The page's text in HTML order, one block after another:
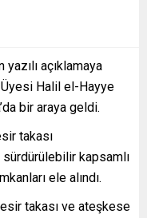
yazılı açıklamaya
Üyesi Halil el-Hayye
bir araya geldi.
takası
kapsamlı
ele alındı.
takası ve ateşkese